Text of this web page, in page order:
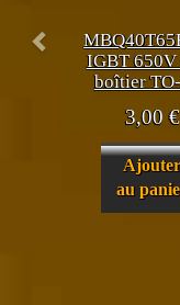
IGBT
boîtier
3,00€
au